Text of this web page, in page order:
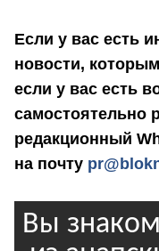
Если у вас есть
новости,
если у вас есть
самостоятельно
редакционный
на почту